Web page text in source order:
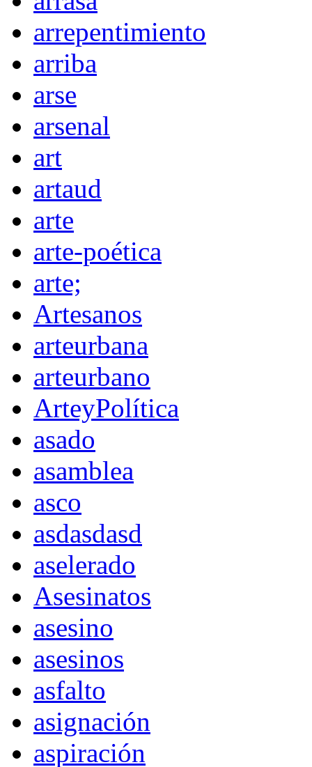
arrepentimiento
arriba
arse
arsenal
art
artaud
arte
arte-poética
arte;
Artesanos
arteurbana
arteurbano
ArteyPolítica
asado
asamblea
asco
asdasdasd
aselerado
Asesinatos
asesino
asesinos
asfalto
asignación
aspiración